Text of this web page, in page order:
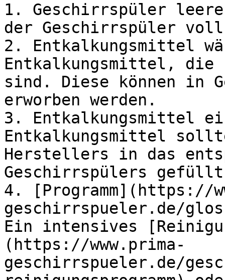
1. Geschirrspüler
der Geschirrspüler
2. Entkalkungsmittel
Entkalkungsmittel, die
sind. Diese können in
erworben werden.
3. Entkalkungsmittel
Entkalkungsmittel sollte
Herstellers in das
Geschirrspülers gefüllt
4. [Programm](https://
geschirrspueler.de/
Ein intensives
(https://www.prima-
geschirrspueler.de/